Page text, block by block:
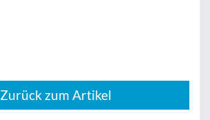
Zurück zum Artikel